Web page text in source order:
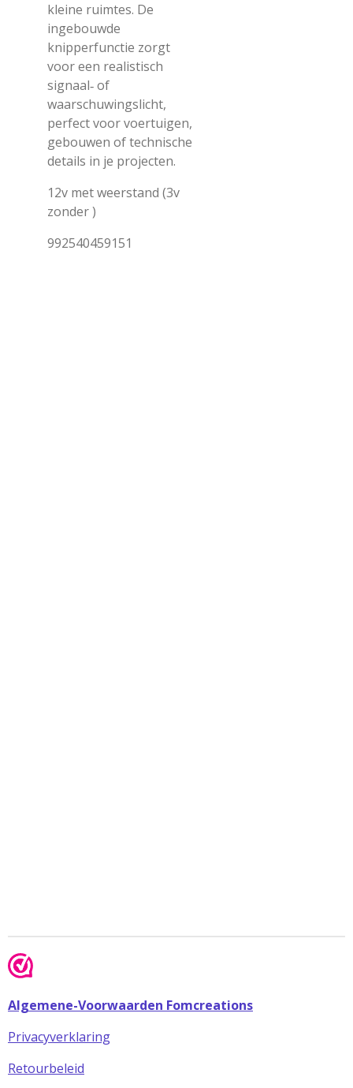
kleine ruimtes. De
ingebouwde
knipperfunctie zorgt
voor een realistisch
signaal‑ of
waarschuwingslicht,
perfect voor voertuigen,
gebouwen of technische
details in je projecten.
12v met weerstand (3v
zonder )
992540459151
Algemene-Voorwaarden Fomcreations
Privacyverklaring
Retourbeleid